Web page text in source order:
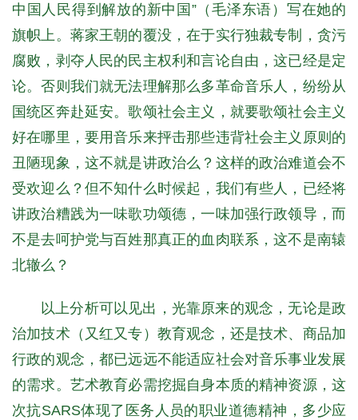
中国人民得到解放的新中国”（毛泽东语）写在她的
旗帜上。蒋家王朝的覆没，在于实行独裁专制，贪污
腐败，剥夺人民的民主权利和言论自由，这已经是定
论。否则我们就无法理解那么多革命音乐人，纷纷从
国统区奔赴延安。歌颂社会主义，就要歌颂社会主义
好在哪里，要用音乐来抨击那些违背社会主义原则的
丑陋现象，这不就是讲政治么？这样的政治难道会不
受欢迎么？但不知什么时候起，我们有些人，已经将
讲政治糟践为一味歌功颂德，一味加强行政领导，而
不是去呵护党与百姓那真正的血肉联系，这不是南辕
北辙么？
以上分析可以见出，光靠原来的观念，无论是政
治加技术（又红又专）教育观念，还是技术、商品加
行政的观念，都已远远不能适应社会对音乐事业发展
的需求。艺术教育必需挖掘自身本质的精神资源，这
次抗SARS体现了医务人员的职业道德精神，多少应